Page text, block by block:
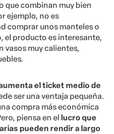
que combinan muy bien
ejemplo, no es
comprar unos manteles o
el producto es interesante,
vasos muy calientes,
el ticket medio de
ser una ventaja pequeña.
compra más económica
piensa en el
lucro que
pueden rendir a largo